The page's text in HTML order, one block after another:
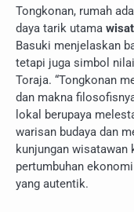
Tongkonan, rumah
daya tarik utama
Basuki menjelaskan
tetapi juga simbol
Toraja. “Tongkonan
dan makna
lokal berupaya
warisan budaya dan
kunjungan wisatawan
pertumbuhan
yang autentik.